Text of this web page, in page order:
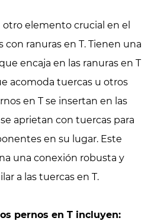
otro elemento crucial en el
ranuras en T. Tienen una
encaja en las ranuras en T
acomoda tuercas u otros
en T se insertan en las
aprietan con tuercas para
en su lugar. Este
una conexión robusta y
a las tuercas en T.
pernos en T incluyen: